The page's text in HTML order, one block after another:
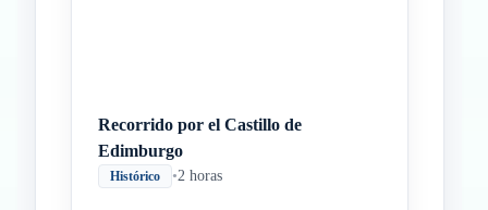
Recorrido por el Castillo de
Edimburgo
Histórico •2 horas